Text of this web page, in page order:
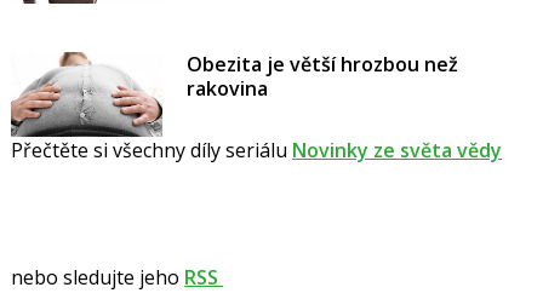
Obezita je větší hrozbou než
rakovina
Přečtěte si všechny díly seriálu Novinky ze světa vědy
nebo sledujte jeho RSS